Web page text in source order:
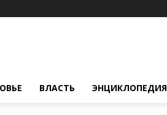
ВЛАСТЬ ЭНЦИКЛОПЕДИЯ